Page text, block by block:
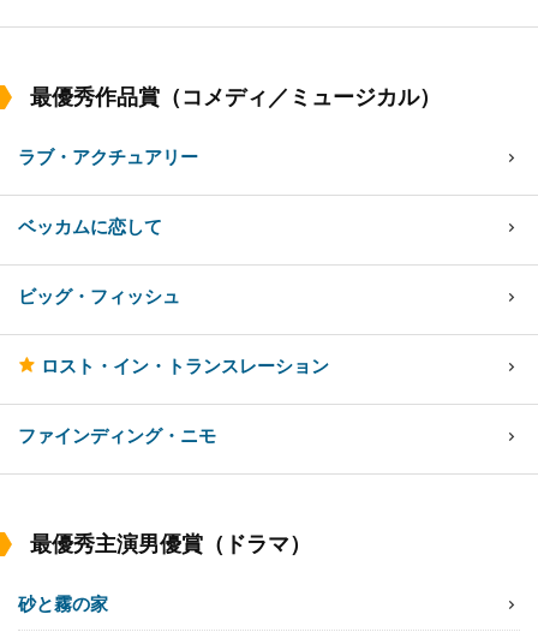
最優秀作品賞（コメディ／ミュージカル）
ラブ・アクチュアリー
ベッカムに恋して
ビッグ・フィッシュ
ロスト・イン・トランスレーション
ファインディング・ニモ
最優秀主演男優賞（ドラマ）
砂と霧の家